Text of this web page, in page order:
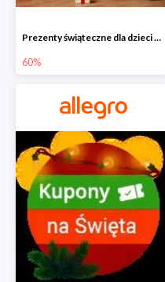
Prezenty świąteczne dla dzieci na Allegro do -60%
60%